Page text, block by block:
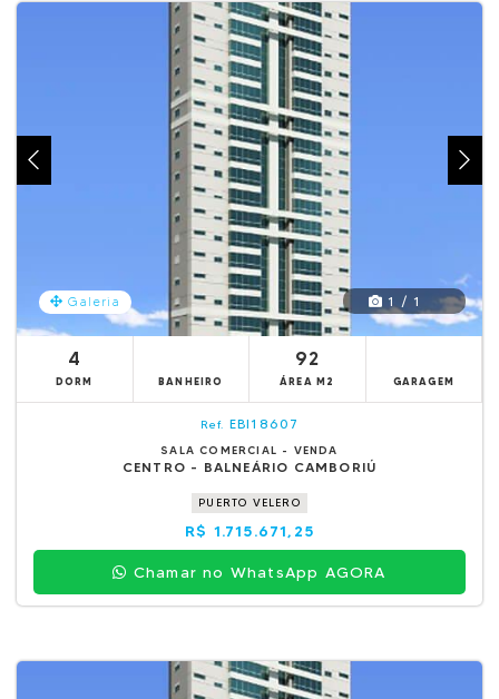
Galeria 1 / 1
4
DORM BANHEIRO
92
ÁREA M2 GARAGEM
Ref. EBI18607
SALA COMERCIAL - VENDA
CENTRO - BALNEÁRIO CAMBORIÚ
PUERTO VELERO
R$ 1.715.671,25
Chamar no WhatsApp AGORA